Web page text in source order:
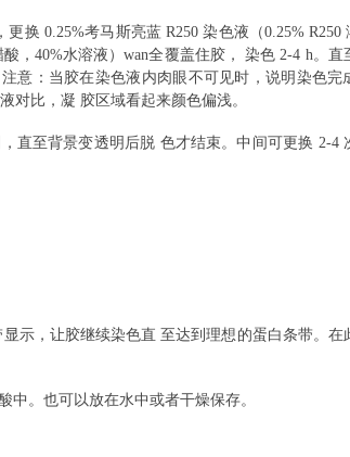
更换 0.25%考马斯亮蓝R250染色液（0.25% R250
， 40%水溶液）wan全覆盖住胶， 染色2-4 h。直
意：当胶在染色液内肉眼不可见时，说明染色完
对比，凝 胶区域看起来颜色偏浅。
直至背景变透明后脱 色才结束。中间可更换 2-4
显示，让胶继续染色直 至达到理想的蛋白条带。在
中。也可以放在水中或者干燥保存。